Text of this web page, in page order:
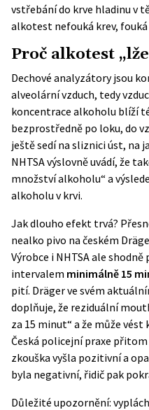
vstřebání do krve hladinu v
alkotest nefouká krev, fouká
Proč alkotest
Dechové analyzátory jsou
alveolární vzduch, tedy
koncentrace alkoholu blíží
bezprostředně po loku, do
ještě sedí na sliznici úst, na
NHTSAvýslovně uvádí, že
množství alkoholu“ a
alkoholu v krvi.
Jak dlouho efekt trvá?
nealko pivo na českém
Výrobce i NHTSA ale
intervalem minimálně 15
pití. Dräger ve svém
doplňuje, že reziduální
za 15 minut“ a že může
Česká policejní praxe
zkouška vyšla pozitivní a
byla negativní, řidič pak
Důležité upozornění: